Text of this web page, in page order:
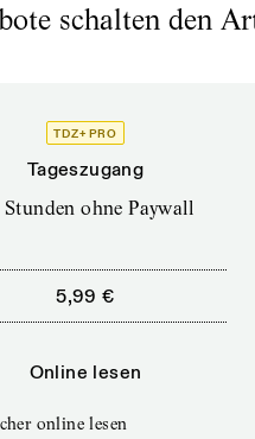
schalten den
TDZ+ PRO
Tageszugang
Stunden ohne Paywall
5,99 €
Online lesen
online lesen